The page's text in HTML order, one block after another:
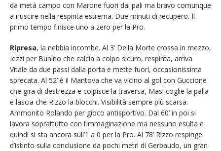
da metà campo con Marone fuori dai pali ma bravo comunque
a riuscire nella respinta estrema. Due minuti di recupero. Il
primo tempo finisce uno a zero per la Pro.
Ripresa, la nebbia incombe. Al 3’ Della Morte crossa in mezzo,
Iezzi per Bunino che calcia a colpo sicuro, respinta, arriva
Vitale da due passi dalla porta e mette fuori, occasionissima
sprecata. Al 52’ è il Mantova che va vicino al gol con Guccione
che gira di destrezza e colpisce la traversa, Masi coglie la palla
e lascia che Rizzo la blocchi. Visibilità sempre più scarsa.
Ammonito Rolando per gioco antisportivo. Dal 60’ in poi si
lavora soprattutto con l’immaginazione ma nessuno esulta e
quindi si sta ancora sull’1 a 0 per la Pro. Al 78’ Rizzo respinge
d’istinto sulla conclusione da pochi metri di Gerbaudo, un gran